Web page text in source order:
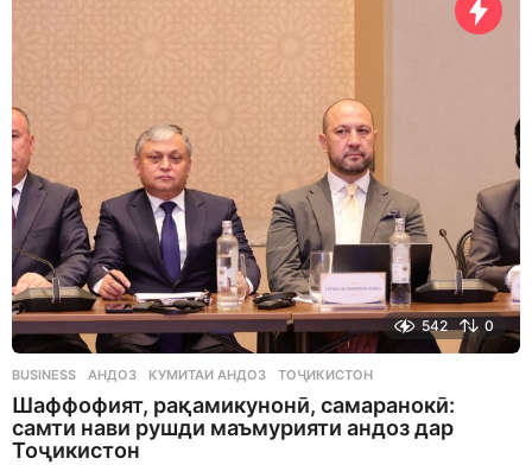
542 0
BUSINESS АНДОЗ ,КУМИТАИ АНДОЗ ,ТОҶИКИСТОН
Шаффофият, рақамикунонӣ, самаранокӣ:
самти нави рушди маъмурияти андоз дар
Тоҷикистон